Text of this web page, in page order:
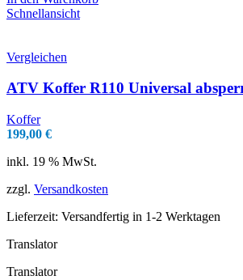
Schnellansicht
Vergleichen
ATV Koffer R110 Universal
Koffer
199,00 €
inkl. 19 % MwSt.
zzgl. Versandkosten
Lieferzeit: Versandfertig in 1-2 Werktagen
Translator
Translator